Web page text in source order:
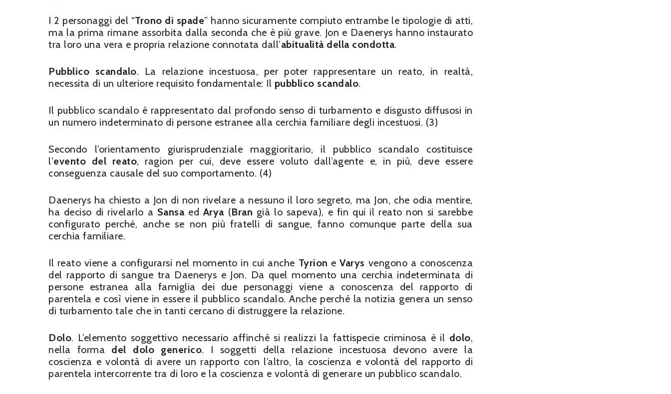
I 2 personaggi del “Trono di spade” hanno sicuramente compiuto entrambe le tipologie di atti,
ma la prima rimane assorbita dalla seconda che è più grave. Jon e Daenerys hanno instaurato
tra loro una vera e propria relazione connotata dall’abitualità della condotta.
Pubblico scandalo. La relazione incestuosa, per poter rappresentare un reato, in realtà,
necessita di un ulteriore requisito fondamentale: Il pubblico scandalo.
Il pubblico scandalo è rappresentato dal profondo senso di turbamento e disgusto diffusosi in
un numero indeterminato di persone estranee alla cerchia familiare degli incestuosi. (3)
Secondo l’orientamento giurisprudenziale maggioritario, il pubblico scandalo costituisce
l’evento del reato, ragion per cui, deve essere voluto dall’agente e, in più, deve essere
conseguenza causale del suo comportamento. (4)
Daenerys ha chiesto a Jon di non rivelare a nessuno il loro segreto, ma Jon, che odia mentire,
ha deciso di rivelarlo a Sansaed Arya(Bran già lo sapeva), e fin qui il reato non si sarebbe
configurato perché, anche se non più fratelli di sangue, fanno comunque parte della sua
cerchia familiare.
Il reato viene a configurarsi nel momento in cui anche Tyrion eVarys vengono a conoscenza
del rapporto di sangue tra Daenerys e Jon. Da quel momento una cerchia indeterminata di
persone estranea alla famiglia dei due personaggi viene a conoscenza del rapporto di
parentela e così viene in essere il pubblico scandalo. Anche perché la notizia genera un senso
di turbamento tale che in tanti cercano di distruggere la relazione.
Dolo. L’elemento soggettivo necessario affinchè si realizzi la fattispecie criminosa è il dolo,
nella forma del dolo generico. I soggetti della relazione incestuosa devono avere la
coscienza e volontà di avere un rapporto con l’altro, la coscienza e volontà del rapporto di
parentela intercorrente tra di loro e la coscienza e volontà di generare un pubblico scandalo.